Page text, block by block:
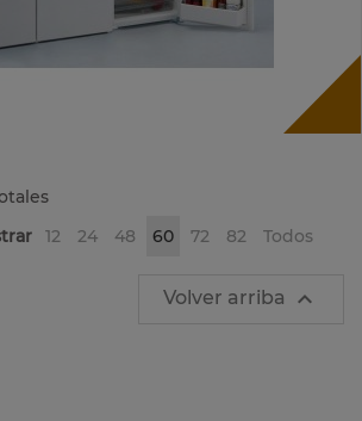
12
24 48 60 72 82 Todos
Volver arriba 